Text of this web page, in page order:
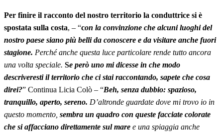
Per finire il racconto del nostro territorio la conduttrice si è
spostata sulla costa, – “con la convinzione che alcuni luoghi del
nostro paese siano più belli da conoscere e da visitare anche fuori
stagione. Perché anche questa luce particolare rende tutto ancora
una volta speciale. Se però uno mi dicesse in che modo
descriveresti il territorio che ci stai raccontando, sapete che cosa
direi?” Continua Licia Colò – “Beh, senza dubbio: spazioso,
tranquillo, aperto, sereno. D’altronde guardate dove mi trovo io in
questo momento, sembra un quadro con queste facciate colorate
che si affacciano direttamente sul mare e una spiaggia anche